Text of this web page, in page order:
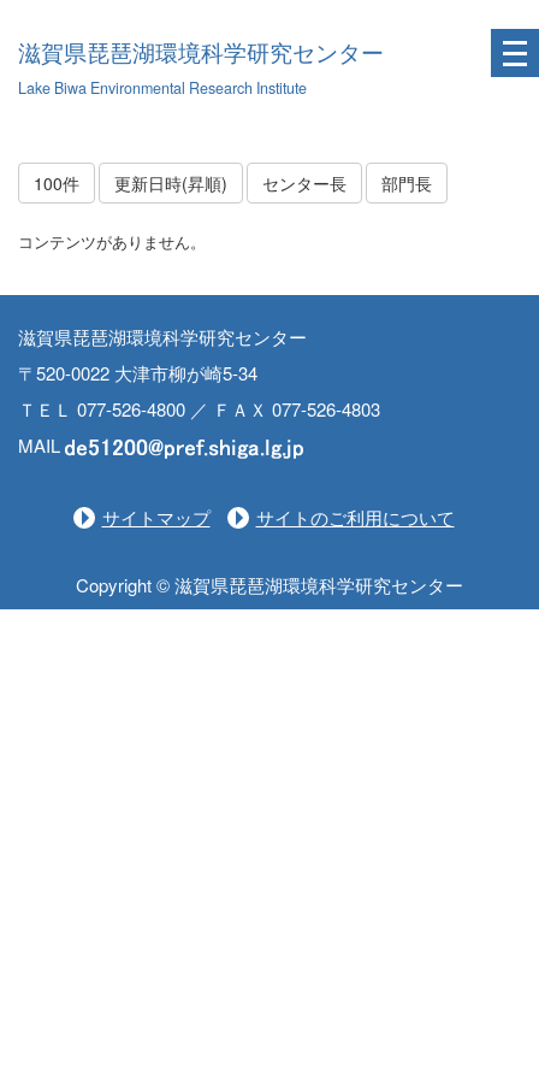
滋賀県琵琶湖環境科学研究センター
Lake Biwa Environmental Research Institute
100件 更新日時(昇順) センター長 部門長
コンテンツがありません。
滋賀県琵琶湖環境科学研究センター
〒520-0022 大津市柳が崎5-34
ＴＥＬ 077-526-4800 ／ ＦＡＸ 077-526-4803
MAIL
サイトマップ サイトのご利用について
Copyright © 滋賀県琵琶湖環境科学研究センター